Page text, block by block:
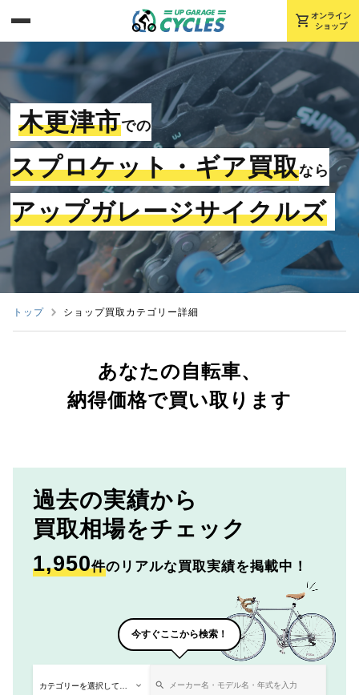
shopping_cart オンライン
ショップ
木更津市での
スプロケット・ギア買取なら
アップガレージサイクルズ
トップ ショップ買取カテゴリー詳細
あなたの自転車、
納得価格で買い取ります
過去の実績から
買取相場をチェック
1,950件のリアルな買取実績を掲載中！
今すぐここから検索！